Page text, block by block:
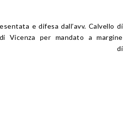
e difesa dall’avv. Calvello di
Vicenza per mandato a margine
di